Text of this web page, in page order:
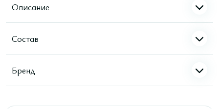
Описание
Состав
Бренд